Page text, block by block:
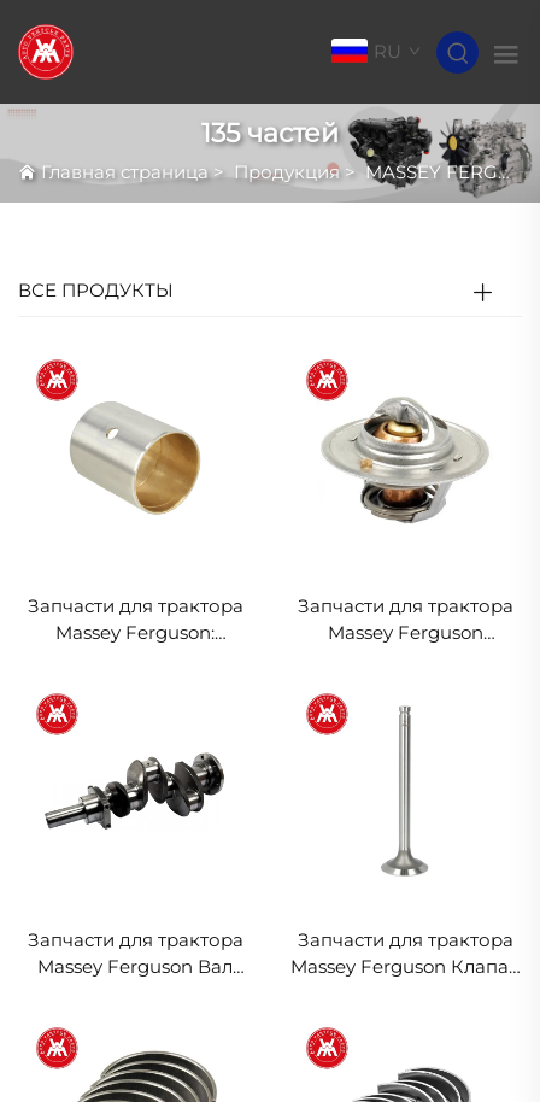
RU
135 частей
Главная страница> Продукция> MASSEY FERGUSON
ВСЕ ПРОДУКТЫ
Запчасти для трактора
Massey Ferguson:
1870934M1 897574
Запчасти для трактора
Massey Ferguson
2485648 2485659
Запчасти для трактора
Massey Ferguson Вал
3638309M91, 4222037M91
Запчасти для трактора
Massey Ferguson Клапан
747581M1 3637529M1